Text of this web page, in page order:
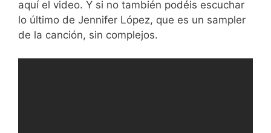
aquí el video. Y si no también podéis escuchar
lo último de Jennifer López, que es un sampler
de la canción, sin complejos.